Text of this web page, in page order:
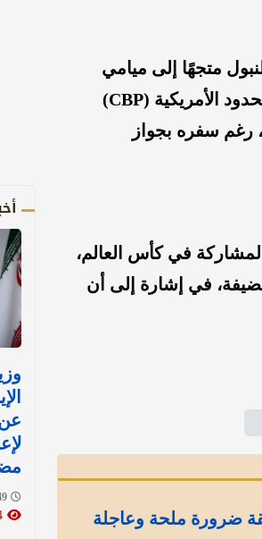
متجهًا إلى ميامي
للمشاركة في بطولة دولية، إلا أن سلطات الجمارك وحماية الحدود الأمريكية (CBP)
رغم سفره بجواز
في كأس العالم،
في إشارة إلى أن
ضرورة ملحة وعاجلة